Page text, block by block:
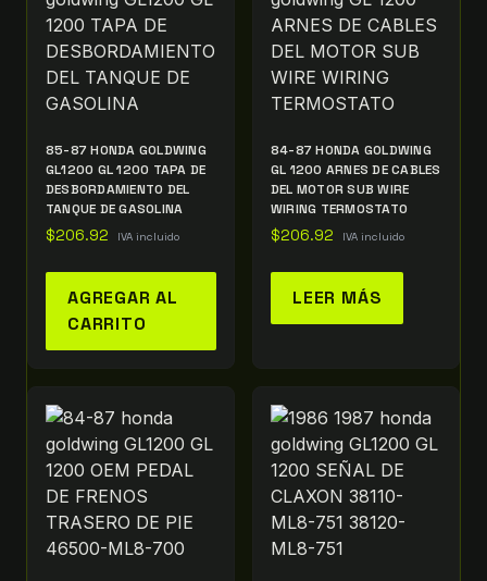
85-87 HONDA GOLDWING
GL1200 GL 1200 TAPA DE
DESBORDAMIENTO DEL
TANQUE DE GASOLINA
$206.92 IVA incluido
AGREGAR AL
CARRITO
84-87 HONDA GOLDWING
GL 1200 ARNES DE CABLES
DEL MOTOR SUB WIRE
WIRING TERMOSTATO
$206.92 IVA incluido
LEER MÁS